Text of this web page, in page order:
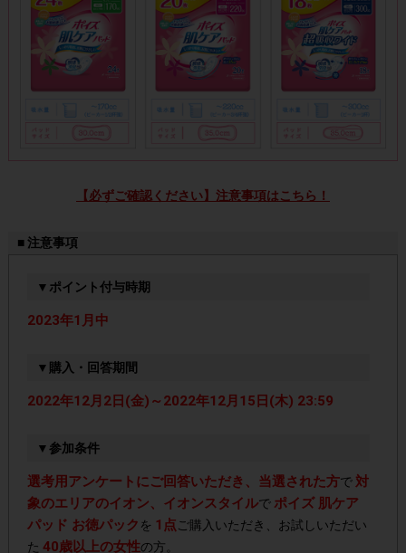
【必ずご確認ください】注意事項はこちら！
■ 注意事項
▼ポイント付与時期
2023年1月中
▼購入・回答期間
2022年12月2日(金)～2022年12月15日(木) 23:59
▼参加条件
選考用アンケートにご回答いただき、当選された方で 対
象のエリアのイオン、イオンスタイルで ポイズ 肌ケア
パッド お徳パック を 1点 ご購入いただき、お試しいただい
た 40歳以上の女性の方。